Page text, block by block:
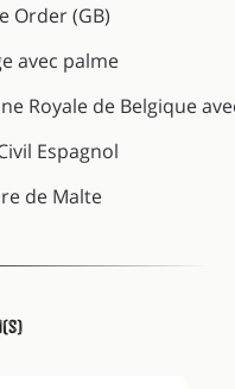
Order (GB)
avec palme
Royale de Belgique
Espagnol
de Malte